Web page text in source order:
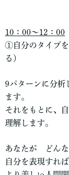
10：00～12：00
①自分のタイプ
る）
9パターンに分析
ます。
それをもとに、
理解します。
あなたが どんな
自分を表現すれ